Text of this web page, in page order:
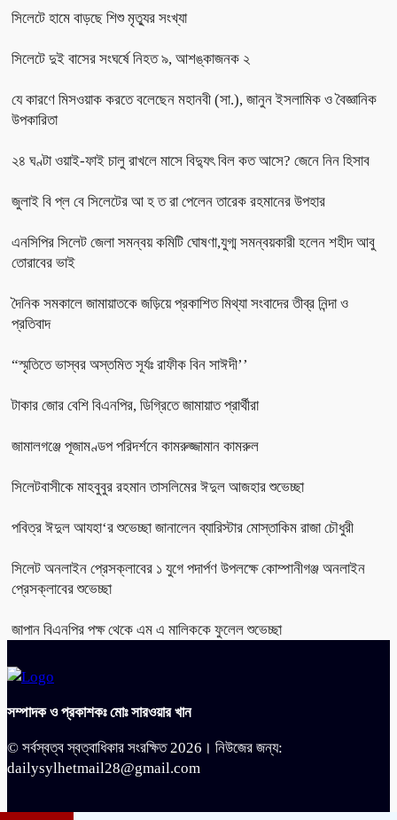
সিলেটে হামে বাড়ছে শিশু মৃত্যুর সংখ্যা
সিলেটে দুই বাসের সংঘর্ষে নিহত ৯, আশঙ্কাজনক ২
যে কারণে মিসওয়াক করতে বলেছেন মহানবী (সা.), জানুন ইসলামিক ও বৈজ্ঞানিক
উপকারিতা
২৪ ঘণ্টা ওয়াই-ফাই চালু রাখলে মাসে বিদ্যুৎ বিল কত আসে? জেনে নিন হিসাব
জুলাই বি প্ল বে সিলেটের আ হ ত রা পেলেন তারেক রহমানের উপহার
এনসিপির সিলেট জেলা সমন্বয় কমিটি ঘোষণা,যুগ্ম সমন্বয়কারী হলেন শহীদ আবু
তোরাবের ভাই
দৈনিক সমকালে জামায়াতকে জড়িয়ে প্রকাশিত মিথ্যা সংবাদের তীব্র নিন্দা ও
প্রতিবাদ
“স্মৃতিতে ভাস্বর অস্তমিত সূর্যঃ রাফীক বিন সাঈদী’’
টাকার জোর বেশি বিএনপির, ডিগ্রিতে জামায়াত প্রার্থীরা
জামালগঞ্জে পূজামণ্ডপ পরিদর্শনে কামরুজ্জামান কামরুল
সিলেটবাসীকে মাহবুবুর রহমান তাসলিমের ঈদুল আজহার শুভেচ্ছা
পবিত্র ঈদুল আযহা‘র শুভেচ্ছা জানালেন ব্যারিস্টার মোস্তাকিম রাজা চৌধুরী
সিলেট অনলাইন প্রেসক্লাবের ১ যুগে পদার্পণ উপলক্ষে কোম্পানীগঞ্জ অনলাইন
প্রেসক্লাবের শুভেচ্ছা
জাপান বিএনপির পক্ষ থেকে এম এ মালিককে ফুলেল শুভেচ্ছা
সম্পাদক ও প্রকাশকঃ মোঃ সারওয়ার খান
© সর্বস্বত্ব স্বত্বাধিকার সংরক্ষিত 2026। নিউজের জন্য:
dailysylhetmail28@gmail.com